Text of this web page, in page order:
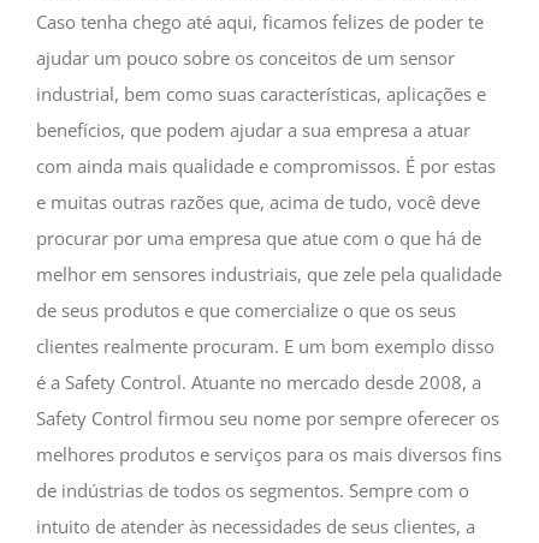
Caso tenha chego até aqui, ficamos felizes de poder te
ajudar um pouco sobre os conceitos de um sensor
industrial, bem como suas características, aplicações e
benefícios, que podem ajudar a sua empresa a atuar
com ainda mais qualidade e compromissos. É por estas
e muitas outras razões que, acima de tudo, você deve
procurar por uma empresa que atue com o que há de
melhor em sensores industriais, que zele pela qualidade
de seus produtos e que comercialize o que os seus
clientes realmente procuram. E um bom exemplo disso
é a Safety Control. Atuante no mercado desde 2008, a
Safety Control firmou seu nome por sempre oferecer os
melhores produtos e serviços para os mais diversos fins
de indústrias de todos os segmentos. Sempre com o
intuito de atender às necessidades de seus clientes, a